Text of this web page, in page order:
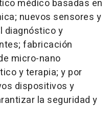
médico basadas en
nuevos sensores y
diagnóstico y
fabricación
micro-nano
y terapia; y por
dispositivos y
la seguridad y